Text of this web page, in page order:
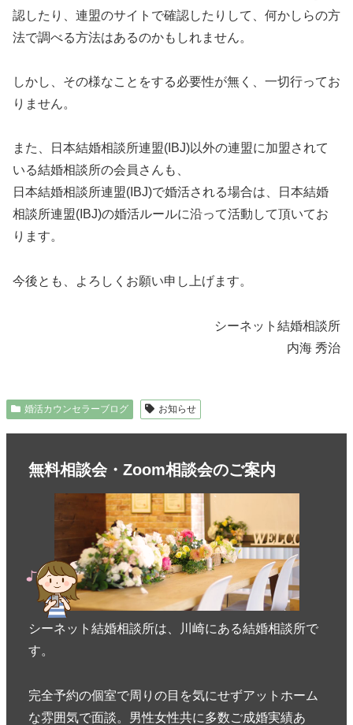
認したり、連盟のサイトで確認したりして、何かしらの方
法で調べる方法はあるのかもしれません。
しかし、その様なことをする必要性が無く、一切行ってお
りません。
また、日本結婚相談所連盟(IBJ)以外の連盟に加盟されて
いる結婚相談所の会員さんも、
日本結婚相談所連盟(IBJ)で婚活される場合は、日本結婚
相談所連盟(IBJ)の婚活ルールに沿って活動して頂いてお
ります。
今後とも、よろしくお願い申し上げます。
シーネット結婚相談所
内海 秀治
婚活カウンセラーブログ お知らせ
無料相談会・Zoom相談会のご案内
シーネット結婚相談所は、川崎にある結婚相談所で
す。
完全予約の個室で周りの目を気にせずアットホーム
な雰囲気で面談。男性女性共に多数ご成婚実績あ